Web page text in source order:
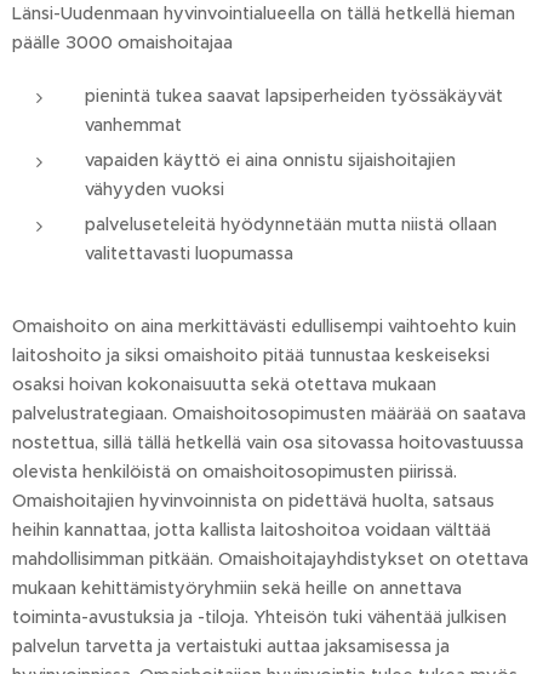
Länsi-Uudenmaan hyvinvointialueella on tällä hetkellä hieman
päälle 3000 omaishoitajaa
pienintä tukea saavat lapsiperheiden työssäkäyvät
vanhemmat
vapaiden käyttö ei aina onnistu sijaishoitajien
vähyyden vuoksi
palveluseteleitä hyödynnetään mutta niistä ollaan
valitettavasti luopumassa
Omaishoito on aina merkittävästi edullisempi vaihtoehto kuin
laitoshoito ja siksi omaishoito pitää tunnustaa keskeiseksi
osaksi hoivan kokonaisuutta sekä otettava mukaan
palvelustrategiaan. Omaishoitosopimusten määrää on saatava
nostettua, sillä tällä hetkellä vain osa sitovassa hoitovastuussa
olevista henkilöistä on omaishoitosopimusten piirissä.
Omaishoitajien hyvinvoinnista on pidettävä huolta, satsaus
heihin kannattaa, jotta kallista laitoshoitoa voidaan välttää
mahdollisimman pitkään. Omaishoitajayhdistykset on otettava
mukaan kehittämistyöryhmiin sekä heille on annettava
toiminta-avustuksia ja -tiloja. Yhteisön tuki vähentää julkisen
palvelun tarvetta ja vertaistuki auttaa jaksamisessa ja